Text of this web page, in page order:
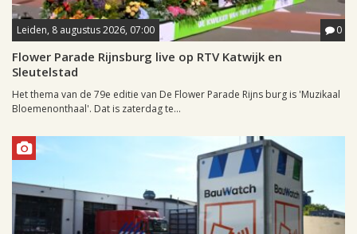
Leiden, 8 augustus 2026, 07:00 0
Flower Parade Rijnsburg live op RTV Katwijk en
Sleutelstad
Het thema van de 79e editie van De Flower Parade Rijns burg is 'Muzikaal
Bloemenonthaal'. Dat is zaterdag te...